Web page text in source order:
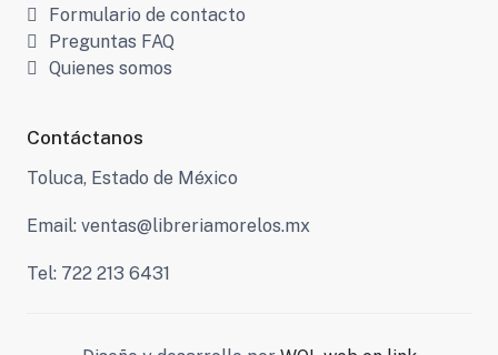
Formulario de contacto
Preguntas FAQ
Quienes somos
Contáctanos
Toluca, Estado de México
Email: ventas@libreriamorelos.mx
Tel: 722 213 6431